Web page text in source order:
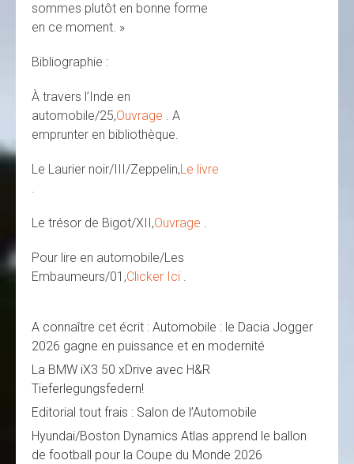
sommes plutôt en bonne forme
en ce moment. »
Bibliographie :
À travers l’Inde en
automobile/25,Ouvrage . A
emprunter en bibliothèque.
Le Laurier noir/III/Zeppelin,Le livre
.
Le trésor de Bigot/XII,Ouvrage .
Pour lire en automobile/Les
Embaumeurs/01,Clicker Ici .
A connaître cet écrit : Automobile : le Dacia Jogger
2026 gagne en puissance et en modernité
La BMW iX3 50 xDrive avec H&R
Tieferlegungsfedern!
Editorial tout frais : Salon de l’Automobile
Hyundai/Boston Dynamics Atlas apprend le ballon
de football pour la Coupe du Monde 2026